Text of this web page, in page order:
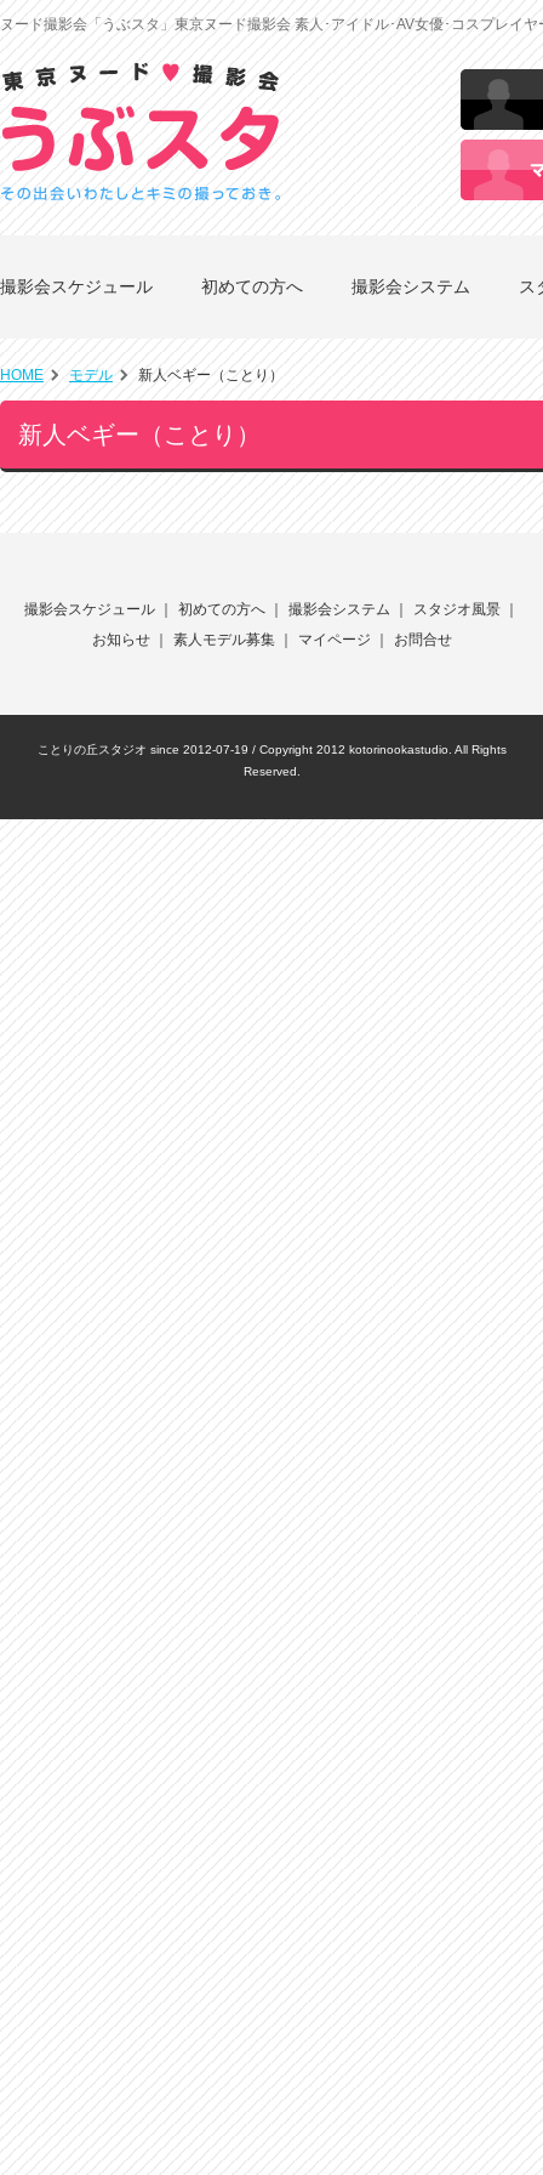
ヌード撮影会「うぶスタ」東京ヌード撮影会 素人･アイドル･AV女優･コスプレイ
撮影会スケジュール 初めての方へ 撮影会システム ス
HOME モデル 新人ベギー（ことり）
新人ベギー（ことり）
撮影会スケジュール 初めての方へ 撮影会システム スタジオ風景
お知らせ｜ 素人モデル募集｜ マイページ お問合せ
ことりの丘スタジオ since 2012-07-19 / Copyright 2012 kotorinookastudio. All Rights
Reserved.